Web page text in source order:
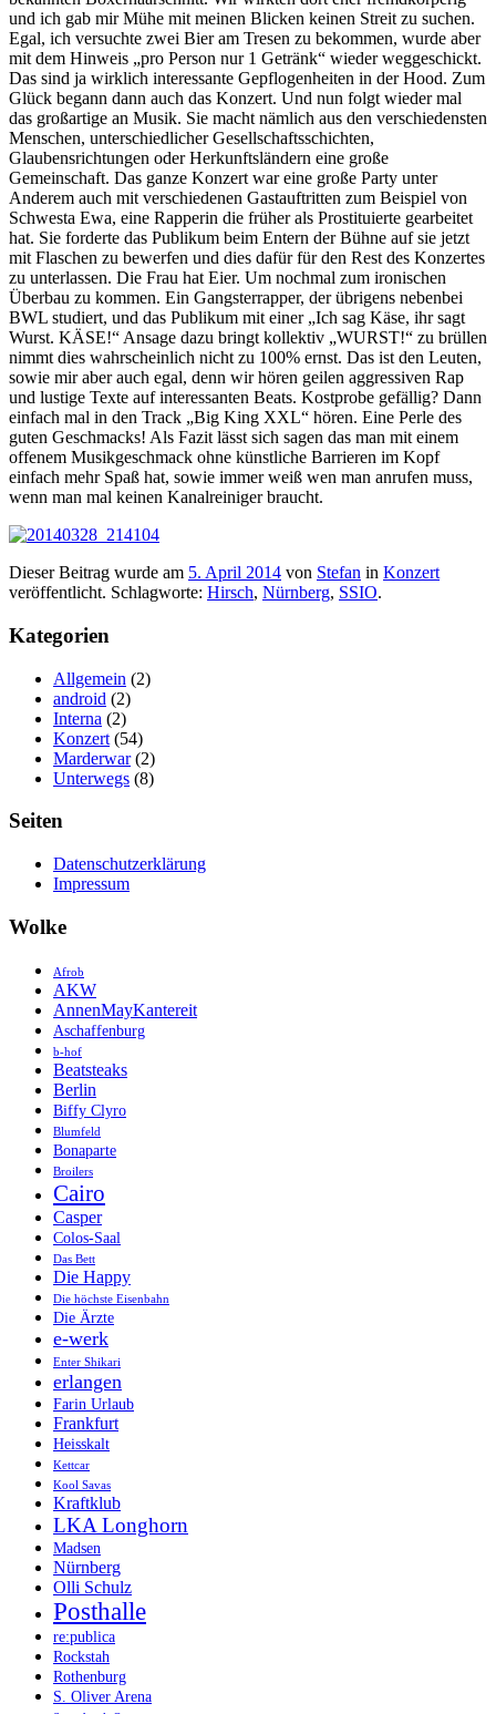
und ich gab mir Mühe mit meinen Blicken keinen Streit zu suchen.
Egal, ich versuchte zwei Bier am Tresen zu bekommen, wurde aber
mit dem Hinweis „pro Person nur 1 Getränk“ wieder weggeschickt.
Das sind ja wirklich interessante Gepflogenheiten in der Hood. Zum
Glück begann dann auch das Konzert. Und nun folgt wieder mal
das großartige an Musik. Sie macht nämlich aus den verschiedensten
Menschen, unterschiedlicher Gesellschaftsschichten,
Glaubensrichtungen oder Herkunftsländern eine große
Gemeinschaft. Das ganze Konzert war eine große Party unter
Anderem auch mit verschiedenen Gastauftritten zum Beispiel von
Schwesta Ewa, eine Rapperin die früher als Prostituierte gearbeitet
hat. Sie forderte das Publikum beim Entern der Bühne auf sie jetzt
mit Flaschen zu bewerfen und dies dafür für den Rest des Konzertes
zu unterlassen. Die Frau hat Eier. Um nochmal zum ironischen
Überbau zu kommen. Ein Gangsterrapper, der übrigens nebenbei
BWL studiert, und das Publikum mit einer „Ich sag Käse, ihr sagt
Wurst. KÄSE!“ Ansage dazu bringt kollektiv „WURST!“ zu brüllen
nimmt dies wahrscheinlich nicht zu 100% ernst. Das ist den Leuten,
sowie mir aber auch egal, denn wir hören geilen aggressiven Rap
und lustige Texte auf interessanten Beats. Kostprobe gefällig? Dann
einfach mal in den Track „Big King XXL“ hören. Eine Perle des
guten Geschmacks! Als Fazit lässt sich sagen das man mit einem
offenem Musikgeschmack ohne künstliche Barrieren im Kopf
einfach mehr Spaß hat, sowie immer weiß wen man anrufen muss,
wenn man mal keinen Kanalreiniger braucht.
Dieser Beitrag wurde am 5. April 2014 von Stefan in Konzert
veröffentlicht. Schlagworte: Hirsch, Nürnberg, SSIO.
Kategorien
Allgemein (2)
android (2)
Interna (2)
Konzert (54)
Marderwar(2)
Unterwegs (8)
Seiten
Datenschutzerklärung
Impressum
Wolke
Afrob
AKW
AnnenMayKantereit
Aschaffenburg
b-hof
Beatsteaks
Berlin
Biffy Clyro
Blumfeld
Bonaparte
Broilers
Cairo
Casper
Colos-Saal
Das Bett
Die Happy
Die höchste Eisenbahn
Die Ärzte
e-werk
Enter Shikari
erlangen
Farin Urlaub
Frankfurt
Heisskalt
Kettcar
Kool Savas
Kraftklub
LKA Longhorn
Madsen
Nürnberg
Olli Schulz
Posthalle
re:publica
Rockstah
Rothenburg
S. Oliver Arena